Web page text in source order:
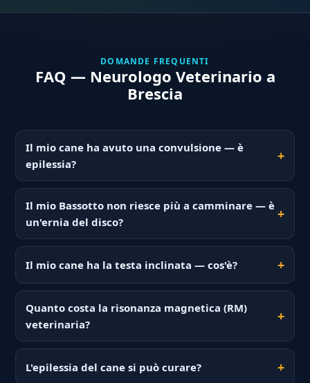
DOMANDE FREQUENTI
FAQ — Neurologo Veterinario a
Brescia
Il mio cane ha avuto una convulsione — è
epilessia?
Il mio Bassotto non riesce più a camminare — è
un'ernia del disco?
Il mio cane ha la testa inclinata — cos'è?
Quanto costa la risonanza magnetica (RM)
veterinaria?
L'epilessia del cane si può curare?